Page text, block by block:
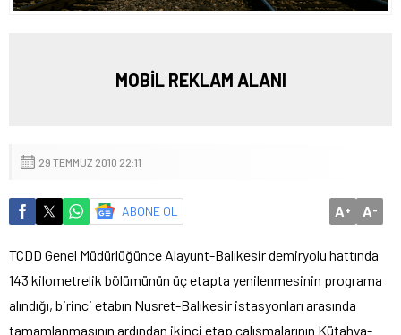
MOBİL REKLAM ALANI
29 TEMMUZ 2010 22:11
ABONE OL A+ A-
TCDD Genel Müdürlüğünce Alayunt-Balıkesir demiryolu hattında
143 kilometrelik bölümünün üç etapta yenilenmesinin programa
alındığı, birinci etabın Nusret-Balıkesir istasyonları arasında
tamamlanmasının ardından ikinci etap çalışmalarının Kütahya-